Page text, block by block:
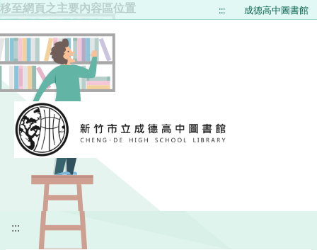
移至網頁之主要內容區位置 ::: 成德高中圖書館
:::